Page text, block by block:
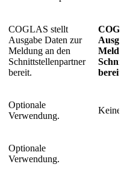
COGLAS stellt
Ausgabe Daten zur
Meldung an den
Schnittstellenpartner
bereit.
bereit.
Optionale
Verwendung.
Keine
Optionale
Verwendung.